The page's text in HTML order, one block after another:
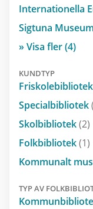
Internationella
Sigtuna Museum
» Visa fler (4)
KUNDTYP
Friskolebibliotek
Specialbibliotek
Skolbibliotek(2)
Folkbibliotek(1)
Kommunalt
TYP AV